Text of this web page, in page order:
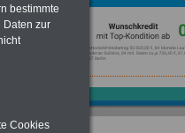
bestimmte
Daten zur
Cookies